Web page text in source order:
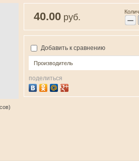
40.00 руб. −
Добавить к сравнению
Производитель
поделиться